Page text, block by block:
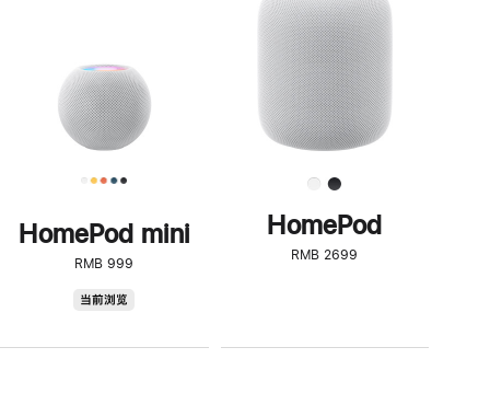
HomePod mini
RMB 999
当前浏览
了
解
HomePod<
HomePod
RMB 2699